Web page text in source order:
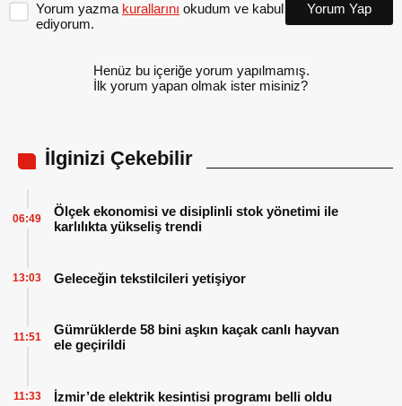
Yorum yazma kurallarını okudum ve kabul
ediyorum.
Yorum Yap
Henüz bu içeriğe yorum yapılmamış.
İlk yorum yapan olmak ister misiniz?
İlginizi Çekebilir
Ölçek ekonomisi ve disiplinli stok yönetimi ile
karlılıkta yükseliş trendi
06:49
Geleceğin tekstilcileri yetişiyor
13:03
Gümrüklerde 58 bini aşkın kaçak canlı hayvan
ele geçirildi
11:51
İzmir’de elektrik kesintisi programı belli oldu
11:33